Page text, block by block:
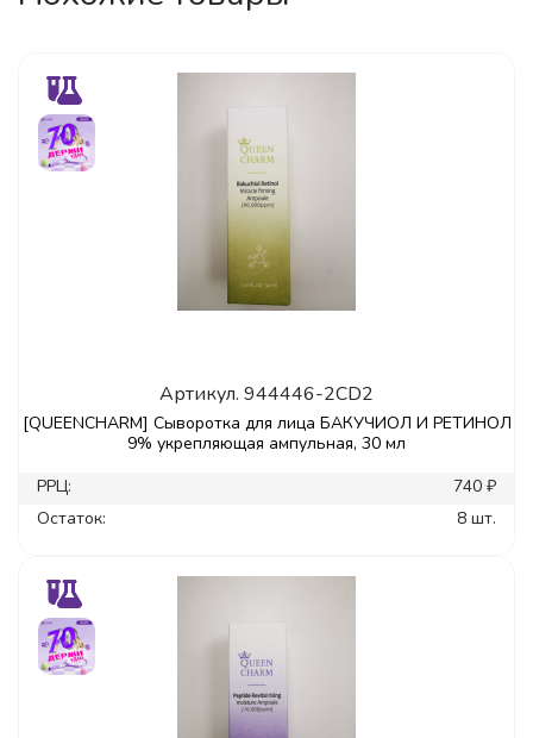
Артикул. 944446-2CD2
[QUEENCHARM] Сыворотка для лица БАКУЧИОЛ И РЕТИНОЛ
9% укрепляющая ампульная, 30 мл
РРЦ:
740 ₽
Остаток:
8 шт.